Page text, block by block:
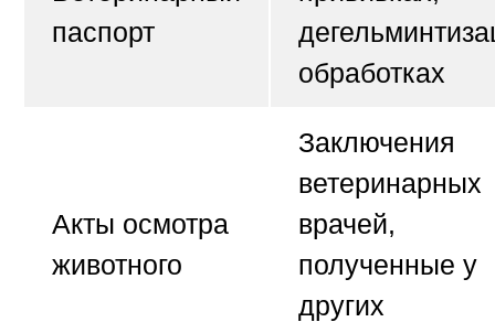
паспорт
обработках
Акты осмотра
животного
Заключения
ветеринарных
врачей,
полученные у
других